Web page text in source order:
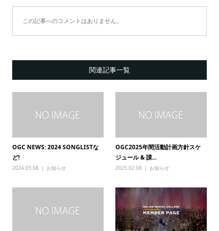
この記事へのコメントはありません。
関連記事一覧
OGC NEWS: 2024 SONGLISTな
ど!
2024.03.08 お知らせ
OGC2025年間活動計画方針スケ
ジュール & 課...
2025.02.08 お知らせ